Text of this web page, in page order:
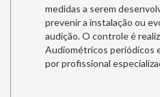
medidas a serem
prevenir a instalação ou
audição. O controle é
Audiométricos periódicos
por profissional